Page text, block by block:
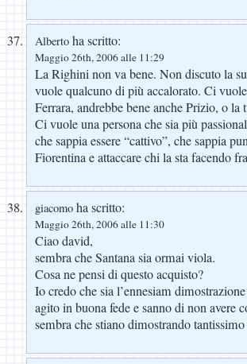
Alberto ha scritto:
Maggio 26th, 2006 alle 11:29
La Righini non va bene. Non discuto la
vuole qualcuno di più accalorato. Ci
Ferrara, andrebbe bene anche Prizio, o
Ci vuole una persona che sia più
che sappia essere “cattivo”, che sappia
Fiorentina e attaccare chi la sta facendo
giacomo ha scritto:
Maggio 26th, 2006 alle 11:30
Ciao david,
sembra che Santana sia ormai viola.
Cosa ne pensi di questo acquisto?
Io credo che sia l’ennesiam
agito in buona fede e sanno di non avere
sembra che stiano dimostrando